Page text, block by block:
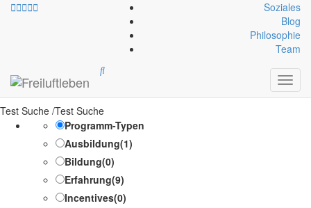
Soziales
Blog
Philosophie
Team
Allgemeine Ausrüstung:
Trinkflasche mind. 1l
Test Suche /Test Suche
Programm-Typen
Ausbildung(1)
Bildung(0)
Erfahrung(9)
Incentives(0)